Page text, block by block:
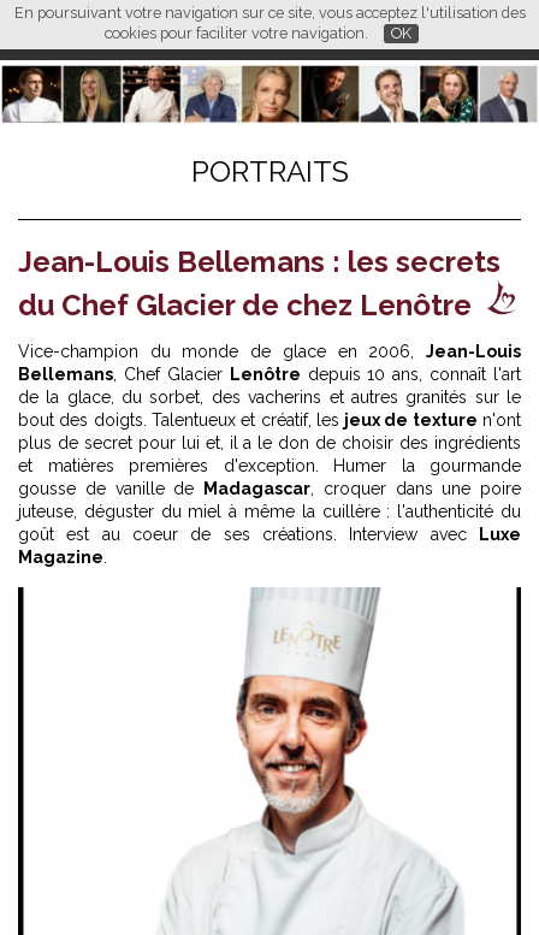
En poursuivant votre navigation sur ce site, vous acceptez l'utilisation des
cookies pour faciliter votre navigation.
OK
FR EN CN
L M
PORTRAITS
Jean-Louis Bellemans : les secrets
du Chef Glacier de chez Lenôtre
Vice-champion du monde de glace en 2006, Jean-Louis
Bellemans , Chef Glacier Lenôtre depuis 10 ans, connaît l'art
de la glace, du sorbet, des vacherins et autres granités sur le
bout des doigts. Talentueux et créatif, les jeux de texture n'ont
plus de secret pour lui et, il a le don de choisir des ingrédients
et matières premières d'exception. Humer la gourmande
gousse de vanille de
Madagascar , croquer dans une poire
juteuse, déguster du miel à même la cuillère : l'authenticité du
goût est au coeur de ses créations. Interview avec
Luxe
Magazine